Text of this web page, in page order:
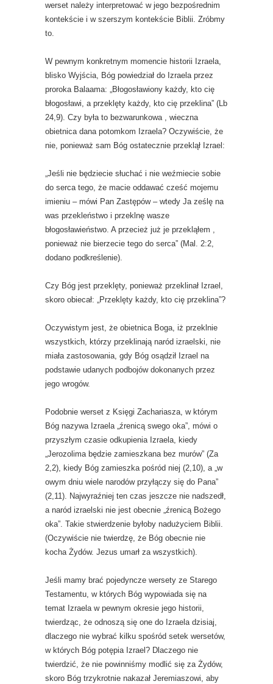
werset należy interpretować w jego bezpośrednim
kontekście i w szerszym kontekście Biblii. Zróbmy
to.
W pewnym konkretnym momencie historii Izraela,
blisko Wyjścia, Bóg powiedział do Izraela przez
proroka Balaama: „Błogosławiony każdy, kto cię
błogosławi, a przeklęty każdy, kto cię przeklina” (Lb
24,9). Czy była to bezwarunkowa , wieczna
obietnica dana potomkom Izraela? Oczywiście, że
nie, ponieważ sam Bóg ostatecznie przeklął Izrael:
„Jeśli nie będziecie słuchać i nie weźmiecie sobie
do serca tego, że macie oddawać cześć mojemu
imieniu – mówi Pan Zastępów – wtedy Ja ześlę na
was przekleństwo i przeklnę wasze
błogosławieństwo. A przecież już je przekląłem ,
ponieważ nie bierzecie tego do serca” (Mal. 2:2,
dodano podkreślenie).
Czy Bóg jest przeklęty, ponieważ przeklinał Izrael,
skoro obiecał: „Przeklęty każdy, kto cię przeklina”?
Oczywistym jest, że obietnica Boga, iż przeklnie
wszystkich, którzy przeklinają naród izraelski, nie
miała zastosowania, gdy Bóg osądził Izrael na
podstawie udanych podbojów dokonanych przez
jego wrogów.
Podobnie werset z Księgi Zachariasza, w którym
Bóg nazywa Izraela „źrenicą swego oka”, mówi o
przyszłym czasie odkupienia Izraela, kiedy
„Jerozolima będzie zamieszkana bez murów” (Za
2,2), kiedy Bóg zamieszka pośród niej (2,10), a „w
owym dniu wiele narodów przyłączy się do Pana”
(2,11). Najwyraźniej ten czas jeszcze nie nadszedł,
a naród izraelski nie jest obecnie „źrenicą Bożego
oka”. Takie stwierdzenie byłoby nadużyciem Biblii.
(Oczywiście nie twierdzę, że Bóg obecnie nie
kocha Żydów. Jezus umarł za wszystkich).
Jeśli mamy brać pojedyncze wersety ze Starego
Testamentu, w których Bóg wypowiada się na
temat Izraela w pewnym okresie jego historii,
twierdząc, że odnoszą się one do Izraela dzisiaj,
dlaczego nie wybrać kilku spośród setek wersetów,
w których Bóg potępia Izrael? Dlaczego nie
twierdzić, że nie powinniśmy modlić się za Żydów,
skoro Bóg trzykrotnie nakazał Jeremiaszowi, aby